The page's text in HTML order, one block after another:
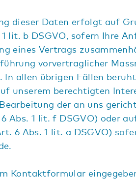
dieser Daten erfolgt auf
lit. b DSGVO, sofern Ihre
eines Vertrags
vorvertraglicher
In allen übrigen Fällen
unserem berechtigten
der an uns
Abs. 1 lit. f DSGVO) oder
6 Abs. 1 lit. a DSGVO)
Kontaktformular